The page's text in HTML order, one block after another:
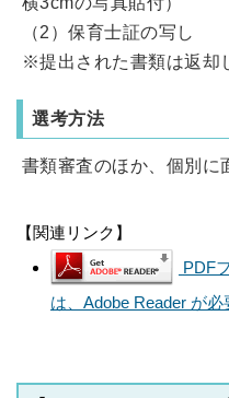
（2）保育士証の写し
※提出された書類は返却
選考方法
書類審査のほか、個別に
【関連リンク】
PDF
は、Adobe Reader が必